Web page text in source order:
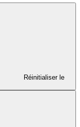
Réinitialiser le